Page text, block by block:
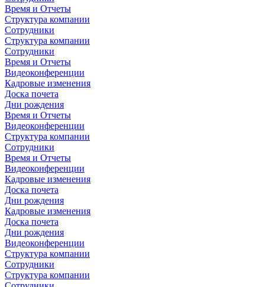
Время и Отчеты
Структура компании
Сотрудники
Структура компании
Сотрудники
Время и Отчеты
Видеоконференции
Кадровые изменения
Доска почета
Дни рождения
Время и Отчеты
Видеоконференции
Структура компании
Сотрудники
Время и Отчеты
Видеоконференции
Кадровые изменения
Доска почета
Дни рождения
Кадровые изменения
Доска почета
Дни рождения
Видеоконференции
Структура компании
Сотрудники
Структура компании